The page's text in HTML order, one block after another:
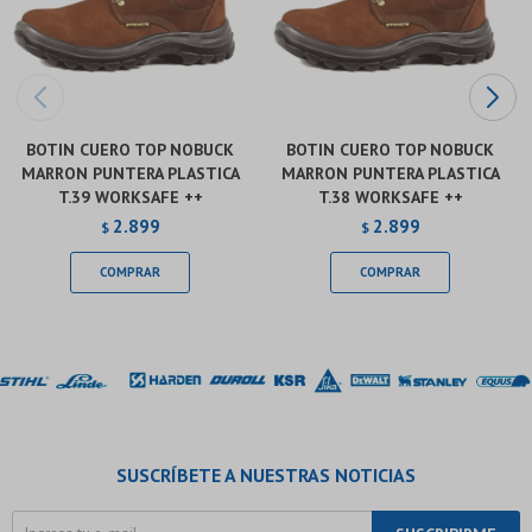
BOTIN CUERO TOP NOBUCK
MARRON PUNTERA PLASTICA
T.39 WORKSAFE ++
$ 2.899
BOTIN CUERO TOP NOBUCK
MARRON PUNTERA PLASTICA
T.38 WORKSAFE ++
$ 2.899
SUSCRÍBETE A NUESTRAS NOTICIAS